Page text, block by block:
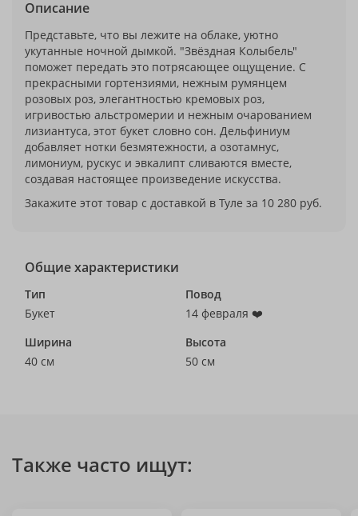
Описание
Представьте, что вы лежите на облаке, уютно
укутанные ночной дымкой. "Звёздная Колыбель"
поможет передать это потрясающее ощущение. С
прекрасными гортензиями, нежным румянцем
розовых роз, элегантностью кремовых роз,
игривостью альстромерии и нежным очарованием
лизиантуса, этот букет словно сон. Дельфиниум
добавляет нотки безмятежности, а озотамнус,
лимониум, рускус и эвкалипт сливаются вместе,
создавая настоящее произведение искусства.
Закажите этот товар с доставкой в Туле за 10 280 руб.
Общие характеристики
Тип
Букет
Повод
14 февраля ❤️
Ширина
40 см
Высота
50 см
Также часто ищут: